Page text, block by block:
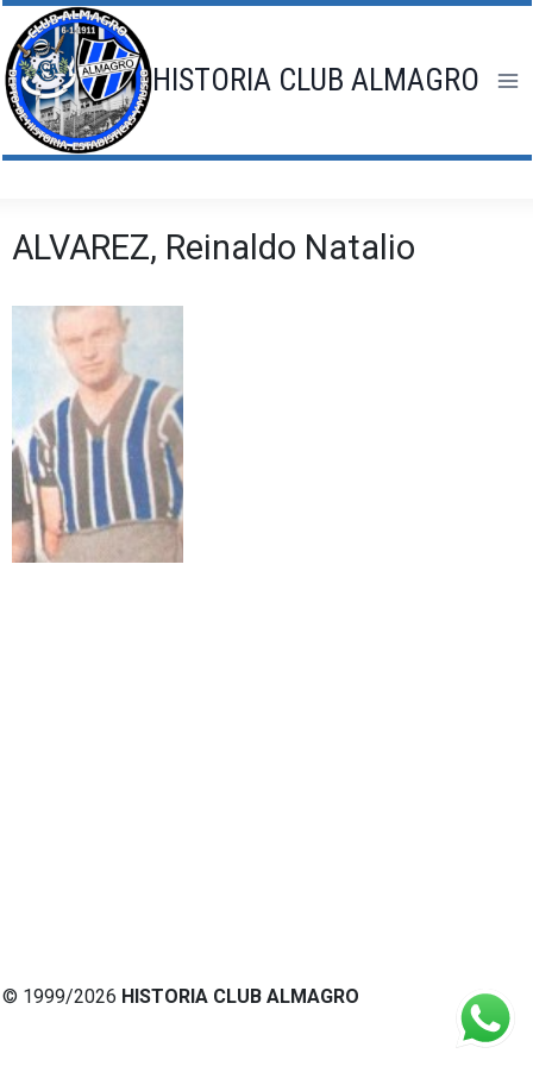
Saltar
al
contenido
HISTORIA CLUB ALMAGRO
ALVAREZ, Reinaldo Natalio
© 1999/2026 HISTORIA CLUB ALMAGRO